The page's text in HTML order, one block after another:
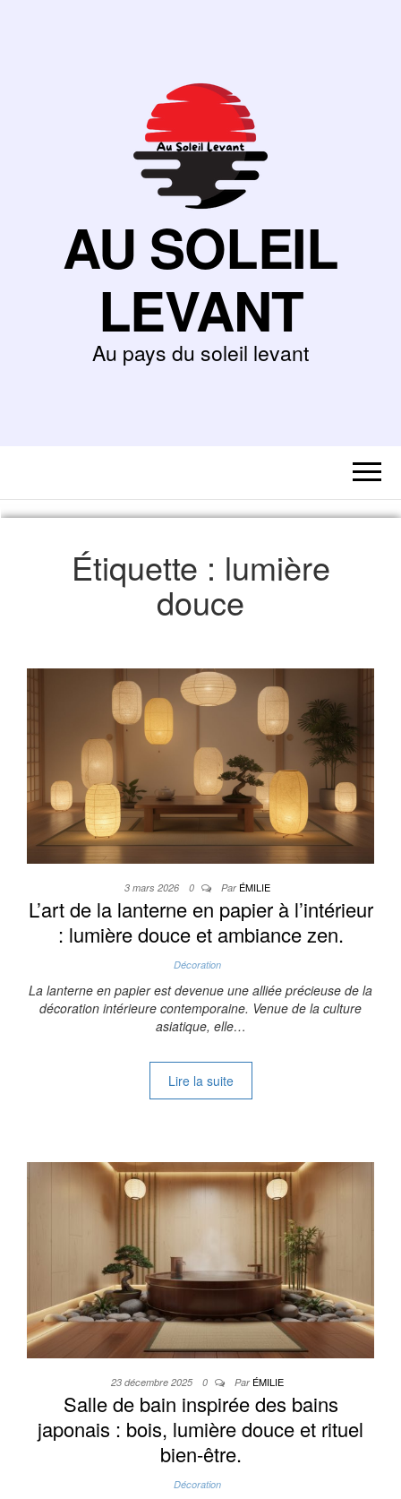
AU SOLEIL
LEVANT
Au pays du soleil levant
Étiquette : lumière
douce
3 mars 2026 0 Par ÉMILIE
L’art de la lanterne en papier à l’intérieur
: lumière douce et ambiance zen.
Décoration
La lanterne en papier est devenue une alliée précieuse de la
décoration intérieure contemporaine. Venue de la culture
asiatique, elle…
Lire la suite
23 décembre 2025 0 Par ÉMILIE
Salle de bain inspirée des bains
japonais : bois, lumière douce et rituel
bien-être.
Décoration